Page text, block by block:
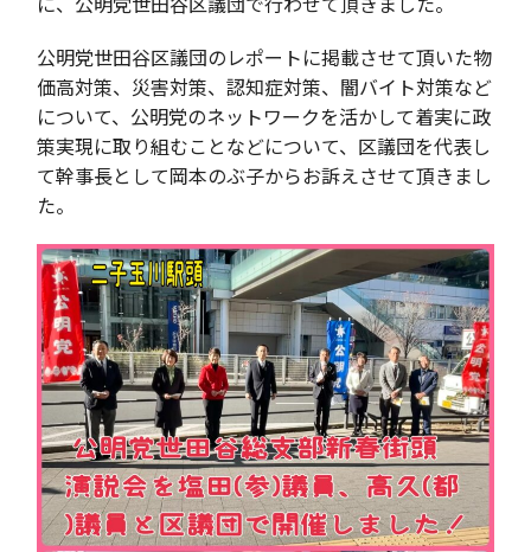
公明党世田谷区議団のレポートに掲載させて頂いた物
価高対策、災害対策、認知症対策、闇バイト対策など
について、公明党のネットワークを活かして着実に政
策実現に取り組むことなどについて、区議団を代表し
て幹事長として岡本のぶ子からお訴えさせて頂きまし
た。